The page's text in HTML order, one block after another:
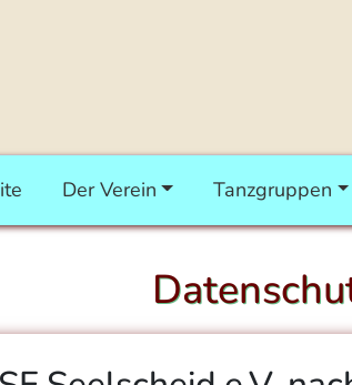
Der Verein Tanzgruppen